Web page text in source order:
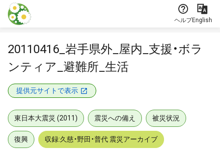
本文に飛ぶ
ヘルプEnglish
20110416_岩手県外_屋内_支援・ボラ
ンティア_避難所_生活
提供元サイトで表示
東日本大震災 (2011) 震災への備え 被災状況
復興 収録:久慈・野田・普代 震災アーカイブ